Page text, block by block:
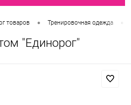
товаров • Тренировочная одежда
"Единорог"